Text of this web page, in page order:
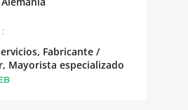
Fabricante /
Mayorista especializado